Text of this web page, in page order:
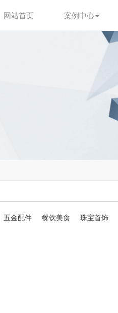
网站首页 案例中心
五金配件 餐饮美食 珠宝首饰